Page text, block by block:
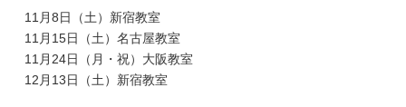
11月8日（土）新宿教室
11月15日（土）名古屋教室
11月24日（月・祝）大阪教室
12月13日（土）新宿教室